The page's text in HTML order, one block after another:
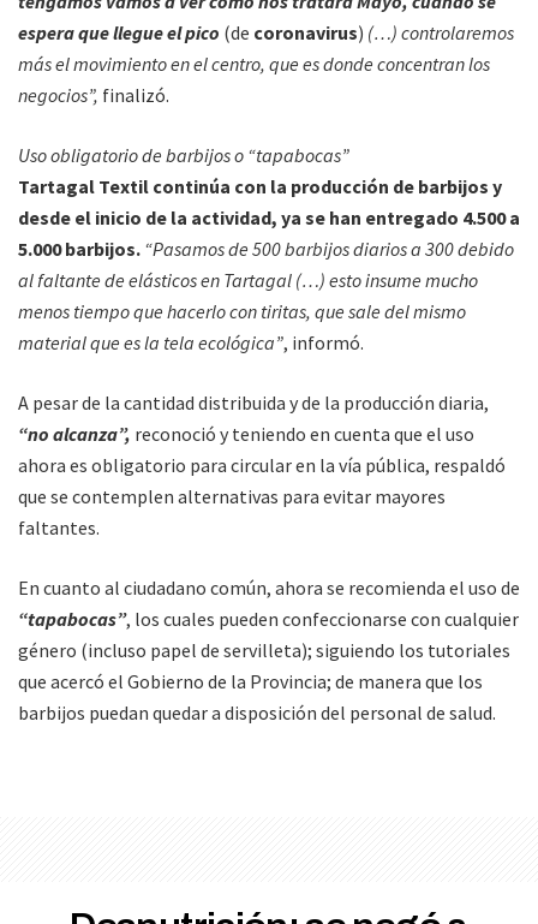
espera que llegue el pico (de coronavirus) (…) controlaremos
más el movimiento en el centro, que es donde concentran los
negocios”, finalizó.
Uso obligatorio de barbijos o “tapabocas”
Tartagal Textil continúa con la producción de barbijos y
desde el inicio de la actividad, ya se han entregado 4.500 a
5.000 barbijos. “Pasamos de 500 barbijos diarios a 300 debido
al faltante de elásticos en Tartagal (…) esto insume mucho
menos tiempo que hacerlo con tiritas, que sale del mismo
material que es la tela ecológica”, informó.
A pesar de la cantidad distribuida y de la producción diaria,
“no alcanza”, reconoció y teniendo en cuenta que el uso
ahora es obligatorio para circular en la vía pública, respaldó
que se contemplen alternativas para evitar mayores
faltantes.
En cuanto al ciudadano común, ahora se recomienda el uso de
“tapabocas”, los cuales pueden confeccionarse con cualquier
género (incluso papel de servilleta); siguiendo los tutoriales
que acercó el Gobierno de la Provincia; de manera que los
barbijos puedan quedar a disposición del personal de salud.